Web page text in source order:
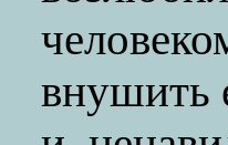
внушить